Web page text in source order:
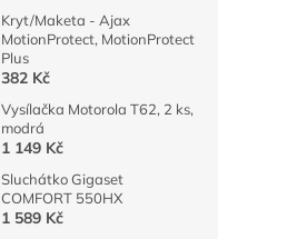
Kryt/Maketa - Ajax
MotionProtect, MotionProtect
Plus
382 Kč
Vysílačka Motorola T62, 2 ks,
modrá
1 149 Kč
Sluchátko Gigaset
COMFORT 550HX
1 589 Kč